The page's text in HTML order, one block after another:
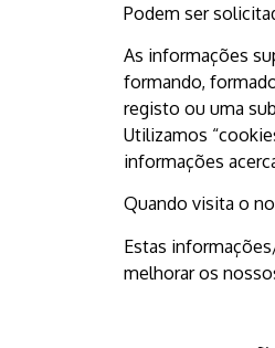
Podem ser
As informações
formando,
registo ou uma
Utilizamos
informações
Quando visita o
Estas
melhorar os